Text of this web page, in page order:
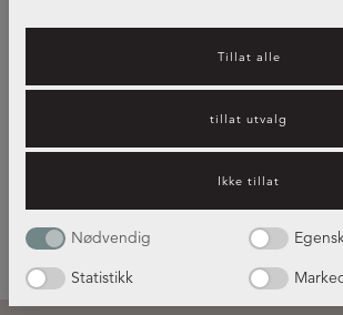
Tillat alle
tillat utvalg
Ikke tillat
Nødvendig
Statistikk
Les mer her!